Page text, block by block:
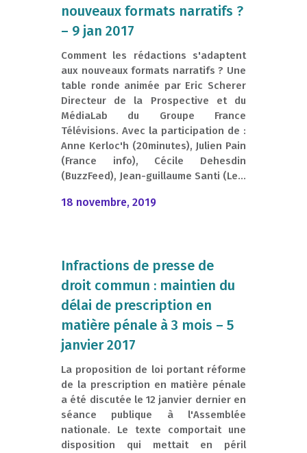
nouveaux formats narratifs ?
– 9 jan 2017
Comment les rédactions s'adaptent
aux nouveaux formats narratifs ? Une
table ronde animée par Eric Scherer
Directeur de la Prospective et du
MédiaLab du Groupe France
Télévisions. Avec la participation de :
Anne Kerloc'h (20minutes), Julien Pain
(France info), Cécile Dehesdin
(BuzzFeed), Jean-guillaume Santi (Le...
18 novembre, 2019
Infractions de presse de
droit commun : maintien du
délai de prescription en
matière pénale à 3 mois – 5
janvier 2017
La proposition de loi portant réforme
de la prescription en matière pénale
a été discutée le 12 janvier dernier en
séance publique à l'Assemblée
nationale. Le texte comportait une
disposition qui mettait en péril